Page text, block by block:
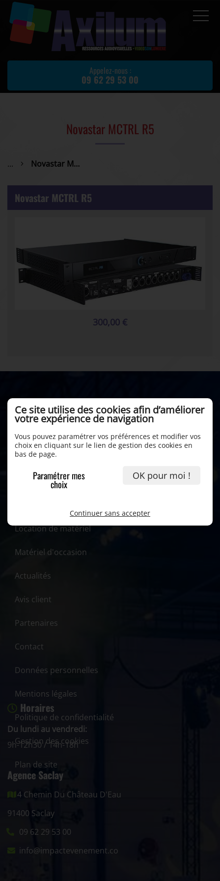
Appelez-nous :
09 62 29 53 00
Accueil
Prestations
Location de matériel
Avis client
Novastar MCTRL R5
... Novastar MCTRL R5
Novastar MCTRL R5
300,00 €
Accueil
Location de matériel
Matériel d'occasion
Actualités
Avis client
Partenaires
Contact
Données personnelles
Mentions légales
Politique de confidentialité
Gestion des cookies
Plan de site
Horaires
Du lundi au vendredi:
9h-12h30 / 14h-18h
Agence Saclay
4 Chemin Du Château D'Eau
91400 Saclay
09 62 29 53 00
info@impactevenement.co
Ce site utilise des cookies afin d’améliorer
votre expérience de navigation
Vous pouvez paramétrer vos préférences et modifier vos
choix en cliquant sur le lien de gestion des cookies en
bas de page.
Paramétrer mes
choix
OK pour moi !
Continuer sans accepter